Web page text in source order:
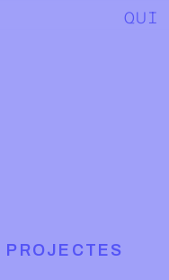
QUI
PROJECTES